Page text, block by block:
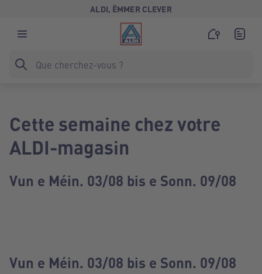
ALDI, ËMMER CLEVER
Cette semaine chez votre
ALDI-magasin
Vun e Méin. 03/08 bis e Sonn. 09/08
Vun e Méin. 03/08 bis e Sonn. 09/08